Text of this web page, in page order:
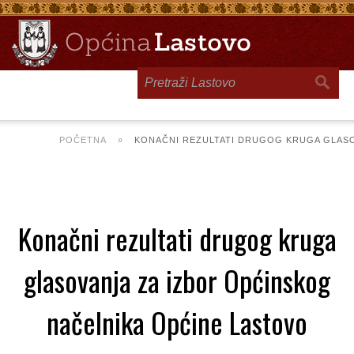
POČETNA » KONAČNI REZULTATI DRUGOG KRUGA
Konačni rezultati drugog kruga
glasovanja za izbor Općinskog
načelnika Općine Lastovo